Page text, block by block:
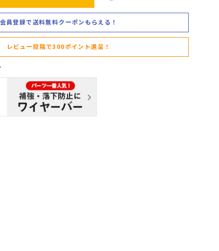
会員登録で送料無料クーポンもらえる！
レビュー投稿で300ポイント進呈！